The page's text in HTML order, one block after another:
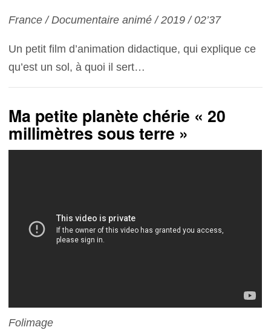
France / Documentaire animé / 2019 / 02’37
Un petit film d’animation didactique, qui explique ce
qu’est un sol, à quoi il sert…
Ma petite planète chérie « 20
millimètres sous terre »
Folimage